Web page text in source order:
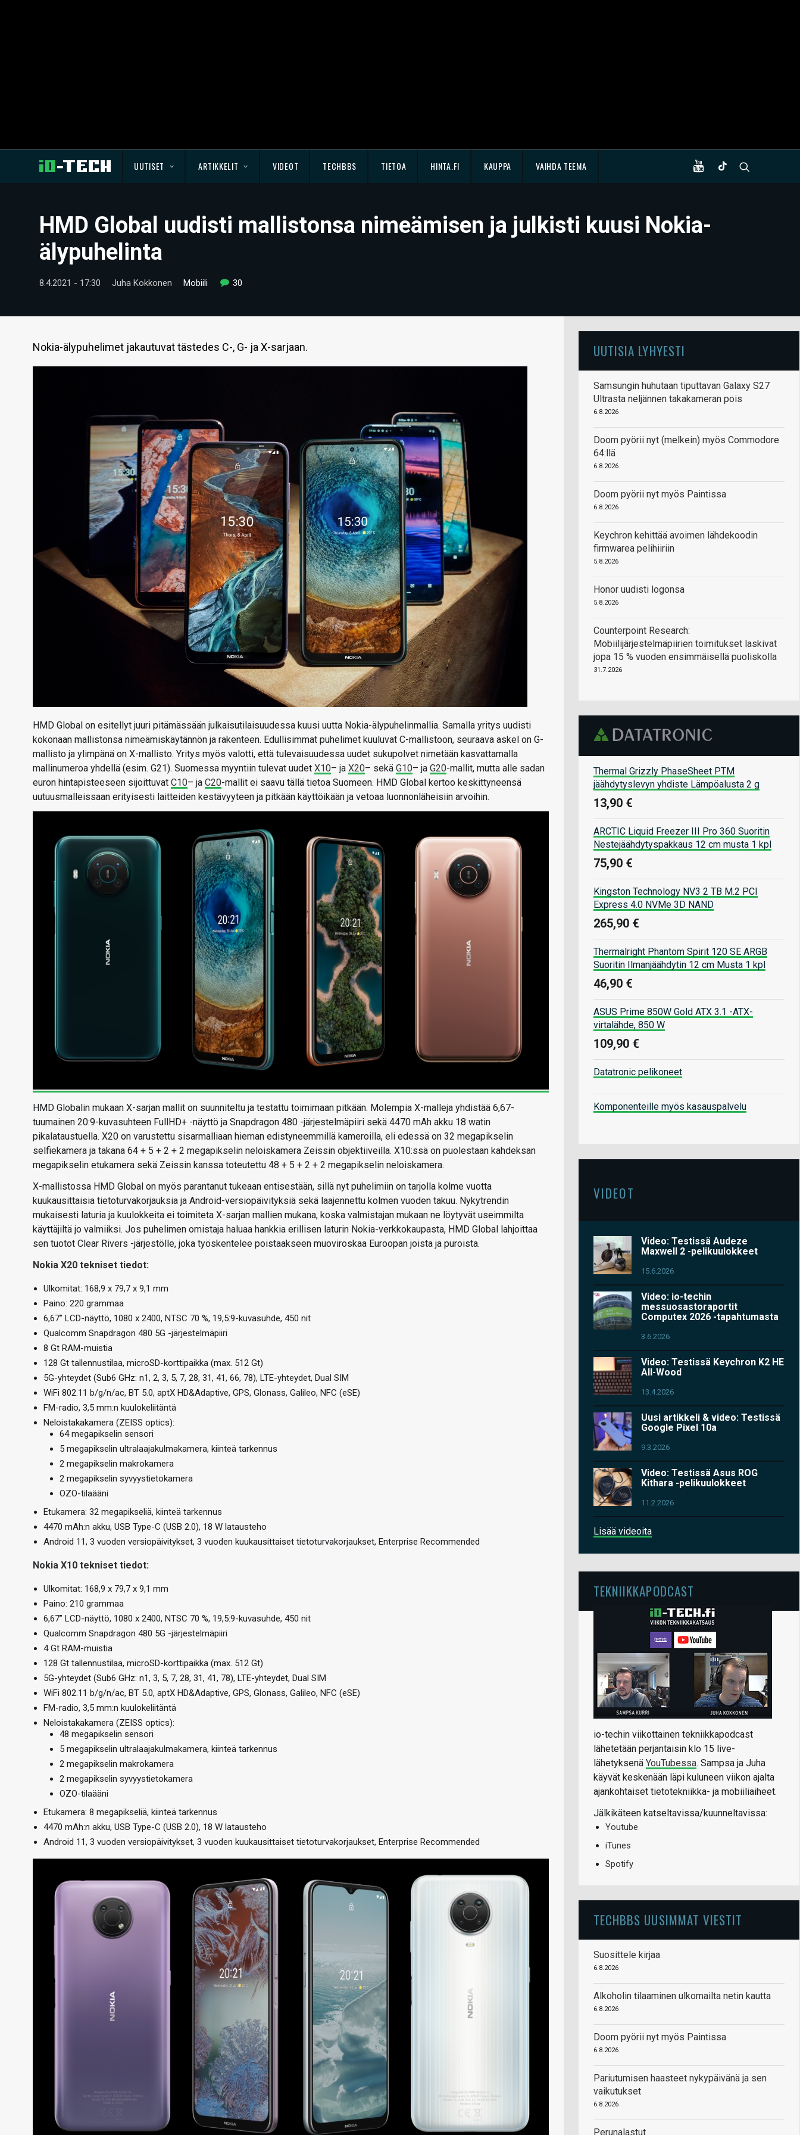
UUTISET ARTIKKELIT VIDEOT TECHBBS TIETOA HINTA.FI KAUPPA VAIHDA TEEMA
HMD Global uudisti mallistonsa nimeämisen ja julkisti kuusi Nokia-
älypuhelinta
8.4.2021 - 17:30 Juha Kokkonen Mobiili 30
Nokia-älypuhelimet jakautuvat tästedes C-, G- ja X-sarjaan.
HMD Global on esitellyt juuri pitämässään julkaisutilaisuudessa kuusi uutta Nokia-älypuhelinmallia. Samalla yritys uudisti
kokonaan mallistonsa nimeämiskäytännön ja rakenteen. Edullisimmat puhelimet kuuluvat C-mallistoon, seuraava askel on G-
mallisto ja ylimpänä on X-mallisto. Yritys myös valotti, että tulevaisuudessa uudet sukupolvet nimetään kasvattamalla
mallinumeroa yhdellä (esim. G21). Suomessa myyntiin tulevat uudet X10– ja X20– sekä G10– ja G20-mallit, mutta alle sadan
euron hintapisteeseen sijoittuvat C10– ja C20-mallit ei saavu tällä tietoa Suomeen. HMD Global kertoo keskittyneensä
uutuusmalleissaan erityisesti laitteiden kestävyyteen ja pitkään käyttöikään ja vetoaa luonnonläheisiin arvoihin.
HMD Globalin mukaan X-sarjan mallit on suunniteltu ja testattu toimimaan pitkään. Molempia X-malleja yhdistää 6,67-
tuumainen 20:9-kuvasuhteen FullHD+ -näyttö ja Snapdragon 480 -järjestelmäpiiri sekä 4470 mAh akku 18 watin
pikalataustuella. X20 on varustettu sisarmalliaan hieman edistyneemmillä kameroilla, eli edessä on 32 megapikselin
selfiekamera ja takana 64 + 5 + 2 + 2 megapikselin neloiskamera Zeissin objektiiveilla. X10:ssä on puolestaan kahdeksan
megapikselin etukamera sekä Zeissin kanssa toteutettu 48 + 5 + 2 + 2 megapikselin neloiskamera.
X-mallistossa HMD Global on myös parantanut tukeaan entisestään, sillä nyt puhelimiin on tarjolla kolme vuotta
kuukausittaisia tietoturvakorjauksia ja Android-versiopäivityksiä sekä laajennettu kolmen vuoden takuu. Nykytrendin
mukaisesti laturia ja kuulokkeita ei toimiteta X-sarjan mallien mukana, koska valmistajan mukaan ne löytyvät useimmilta
käyttäjiltä jo valmiiksi. Jos puhelimen omistaja haluaa hankkia erillisen laturin Nokia-verkkokaupasta, HMD Global lahjoittaa
sen tuotot Clear Rivers -järjestölle, joka työskentelee poistaakseen muoviroskaa Euroopan joista ja puroista.
Nokia X20 tekniset tiedot:
Ulkomitat: 168,9 x 79,7 x 9,1 mm
Paino: 220 grammaa
6,67” LCD-näyttö, 1080 x 2400, NTSC 70 %, 19,5:9-kuvasuhde, 450 nit
Qualcomm Snapdragon 480 5G -järjestelmäpiiri
8 Gt RAM-muistia
128 Gt tallennustilaa, microSD-korttipaikka (max. 512 Gt)
5G-yhteydet (Sub6 GHz: n1, 2, 3, 5, 7, 28, 31, 41, 66, 78), LTE-yhteydet, Dual SIM
WiFi 802.11 b/g/n/ac, BT 5.0, aptX HD&Adaptive, GPS, Glonass, Galileo, NFC (eSE)
FM-radio, 3,5 mm:n kuulokeliitäntä
Neloistakakamera (ZEISS optics):
64 megapikselin sensori
5 megapikselin ultralaajakulmakamera, kiinteä tarkennus
2 megapikselin makrokamera
2 megapikselin syvyystietokamera
OZO-tilaääni
Etukamera: 32 megapikseliä, kiinteä tarkennus
4470 mAh:n akku, USB Type-C (USB 2.0), 18 W latausteho
Android 11, 3 vuoden versiopäivitykset, 3 vuoden kuukausittaiset tietoturvakorjaukset, Enterprise Recommended
Nokia X10 tekniset tiedot:
Ulkomitat: 168,9 x 79,7 x 9,1 mm
Paino: 210 grammaa
6,67” LCD-näyttö, 1080 x 2400, NTSC 70 %, 19,5:9-kuvasuhde, 450 nit
Qualcomm Snapdragon 480 5G -järjestelmäpiiri
4 Gt RAM-muistia
128 Gt tallennustilaa, microSD-korttipaikka (max. 512 Gt)
5G-yhteydet (Sub6 GHz: n1, 3, 5, 7, 28, 31, 41, 78), LTE-yhteydet, Dual SIM
WiFi 802.11 b/g/n/ac, BT 5.0, aptX HD&Adaptive, GPS, Glonass, Galileo, NFC (eSE)
FM-radio, 3,5 mm:n kuulokeliitäntä
Neloistakakamera (ZEISS optics):
48 megapikselin sensori
5 megapikselin ultralaajakulmakamera, kiinteä tarkennus
2 megapikselin makrokamera
2 megapikselin syvyystietokamera
OZO-tilaääni
Etukamera: 8 megapikseliä, kiinteä tarkennus
4470 mAh:n akku, USB Type-C (USB 2.0), 18 W latausteho
Android 11, 3 vuoden versiopäivitykset, 3 vuoden kuukausittaiset tietoturvakorjaukset, Enterprise Recommended
UUTISIA LYHYESTI
Samsungin huhutaan tiputtavan Galaxy S27
Ultrasta neljännen takakameran pois
6.8.2026
Doom pyörii nyt (melkein) myös Commodore
64:llä
6.8.2026
Doom pyörii nyt myös Paintissa
6.8.2026
Keychron kehittää avoimen lähdekoodin
firmwarea pelihiiriin
5.8.2026
Honor uudisti logonsa
5.8.2026
Counterpoint Research:
Mobiilijärjestelmäpiirien toimitukset laskivat
jopa 15 % vuoden ensimmäisellä puoliskolla
31.7.2026
Thermal Grizzly PhaseSheet PTM
jäähdytyslevyn yhdiste Lämpöalusta 2 g
13,90 €
ARCTIC Liquid Freezer III Pro 360 Suoritin
Nestejäähdytyspakkaus 12 cm musta 1 kpl
75,90 €
Kingston Technology NV3 2 TB M.2 PCI
Express 4.0 NVMe 3D NAND
265,90 €
Thermalright Phantom Spirit 120 SE ARGB
Suoritin Ilmanjäähdytin 12 cm Musta 1 kpl
46,90 €
ASUS Prime 850W Gold ATX 3.1 -ATX-
virtalähde, 850 W
109,90 €
Datatronic pelikoneet
Komponenteille myös kasauspalvelu
VIDEOT
Video: Testissä Audeze
Maxwell 2 -pelikuulokkeet
15.6.2026
Video: io-techin
messuosastoraportit
Computex 2026 -tapahtumasta
3.6.2026
Video: Testissä Keychron K2 HE
All-Wood
13.4.2026
Uusi artikkeli & video: Testissä
Google Pixel 10a
9.3.2026
Video: Testissä Asus ROG
Kithara -pelikuulokkeet
11.2.2026
Lisää videoita
TEKNIIKKAPODCAST
io-techin viikottainen tekniikkapodcast
lähetetään perjantaisin klo 15 live-
lähetyksenä YouTubessa. Sampsa ja Juha
käyvät keskenään läpi kuluneen viikon ajalta
ajankohtaiset tietotekniikka- ja mobiiliaiheet.
Jälkikäteen katseltavissa/kuunneltavissa:
Youtube
iTunes
Spotify
TECHBBS UUSIMMAT VIESTIT
Suosittele kirjaa
6.8.2026
Alkoholin tilaaminen ulkomailta netin kautta
6.8.2026
Doom pyörii nyt myös Paintissa
6.8.2026
Pariutumisen haasteet nykypäivänä ja sen
vaikutukset
6.8.2026
Perunalastut